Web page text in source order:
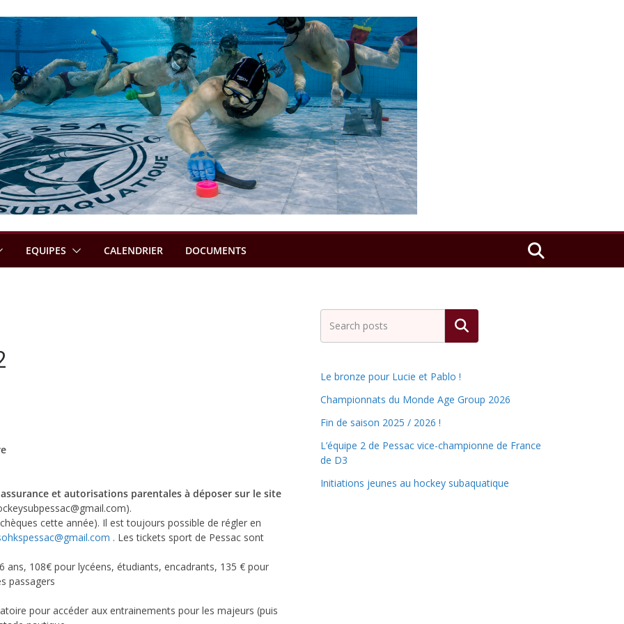
EQUIPES CALENDRIER DOCUMENTS
assurance et autorisations parentales à déposer sur le site
cette année). Il est toujours possible de régler en
. Les tickets sport de Pessac sont
ans, 108€ pour lycéens, étudiants, encadrants, 135 € pour
passagers
pour accéder aux entrainements pour les majeurs (puis
Rechercher
Le bronze pour Lucie et Pablo !
Championnats du Monde Age Group 2026
Fin de saison 2025 / 2026 !
L’équipe 2 de Pessac vice-championne de France
de D3
Initiations jeunes au hockey subaquatique